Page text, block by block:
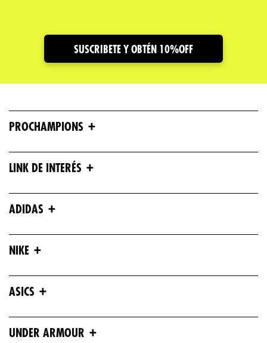
SUSCRIBETE Y OBTÉN 10%OFF
PROCHAMPIONS +
LINK DE INTERÉS +
ADIDAS +
NIKE +
ASICS +
UNDER ARMOUR +